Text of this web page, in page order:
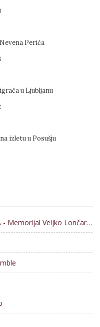
Perića
u Ljubljanu
izletu u Posušju
Veljko Lončar 2026